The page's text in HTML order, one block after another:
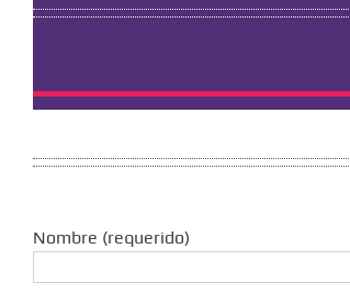
Nombre (requerido)